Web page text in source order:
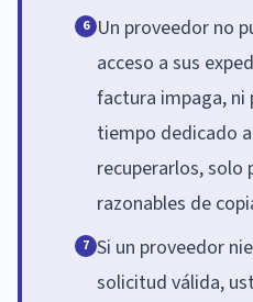
6 Un proveedor no
acceso a sus
factura impaga, ni
tiempo dedicado
recuperarlos, solo
razonables de
7 Si un proveedor
solicitud válida,